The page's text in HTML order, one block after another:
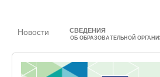
Новости СВЕДЕНИЯ
ОБ ОБРАЗОВАТЕЛЬНОЙ